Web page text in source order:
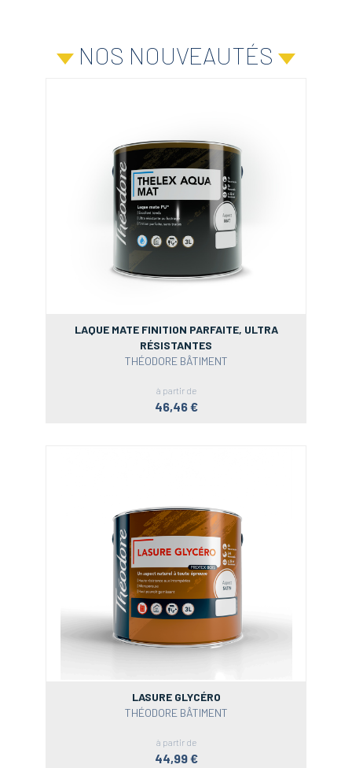
NOS NOUVEAUTÉS
LAQUE MATE FINITION PARFAITE, ULTRA
RÉSISTANTES
THÉODORE BÂTIMENT
à partir de
46,46 €
LASURE GLYCÉRO
THÉODORE BÂTIMENT
à partir de
44,99 €